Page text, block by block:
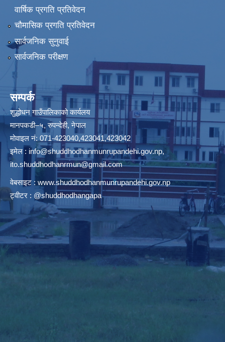
वार्षिक प्रगति प्रतिवेदन
चौमासिक प्रगति प्रतिवेदन
सार्वजनिक सुनुवाई
सार्वजनिक परीक्षण
सम्पर्क
शुद्धोधन गाउँपालिकाको कार्यलय
मानपकडी–५, रुपन्देही, नेपाल
मोवाइल नं: 071-423040,423041,423042
इमेल : info@shuddhodhanmunrupandehi.gov.np,
ito.shuddhodhanrmun@gmail.com
वेबसाइट : www.shuddhodhanmunrupandehi.gov.np
ट्वीटर : @shuddhodhangapa